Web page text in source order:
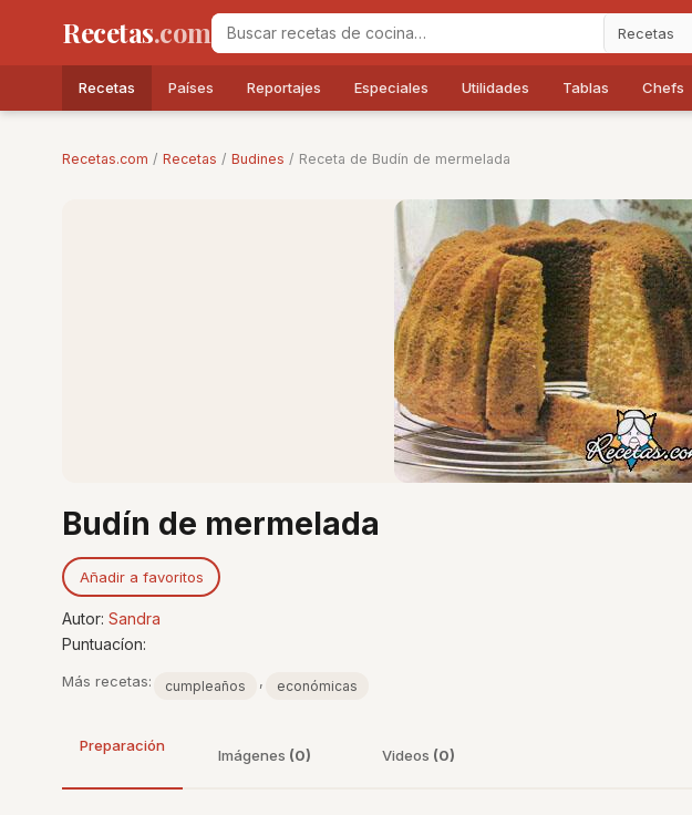
Recetas.com
Recetas Países Reportajes Especiales Utilidades Tablas Chefs
Recetas.com / Recetas / Budines / Receta de Budín de mermelada
Budín de mermelada
Añadir a favoritos
Autor: Sandra
Puntuacíon:
Más recetas: cumpleaños , económicas
Preparación
Imágenes (0) Videos (0)